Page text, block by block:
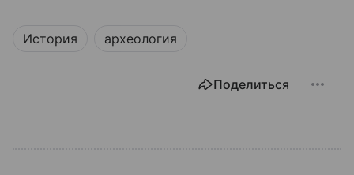
История археология
Поделиться